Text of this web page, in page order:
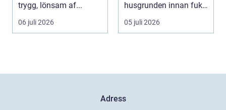
trygg, lönsam af...
06 juli 2026
husgrunden innan fukt
hinner o...
05 juli 2026
Adress